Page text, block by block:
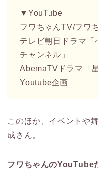
▼YouTube
フワちゃんTV/フワ
テレビ朝日ドラマ
チャンネル」
AbemaTVドラマ「
Youtube企画
このほか、イベントや
成さん。
フワちゃんのYouTube